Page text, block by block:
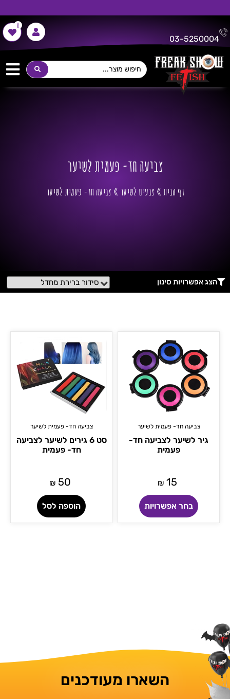
משלוח חינם על כל רכישה מעל 300 ש"ח!
03-5250004
0
צביעה חד- פעמית לשיער
דף הבית » צבעים לשיער » צביעה חד- פעמית לשיער
הצג אפשרויות סינון
צביעה חד- פעמית לשיער
גיר לשיער לצביעה חד-
פעמית
15
₪
בחר אפשרויות
צביעה חד- פעמית לשיער
סט 6 גירים לשיער לצביעה
חד- פעמית
50
₪
הוספה לסל
השארו מעודכנים